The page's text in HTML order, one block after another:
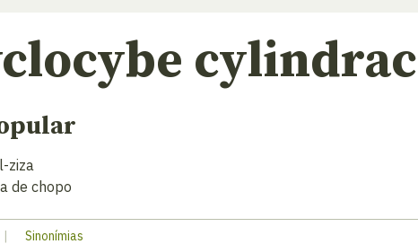
ziza
de chopo
| Sinonímias